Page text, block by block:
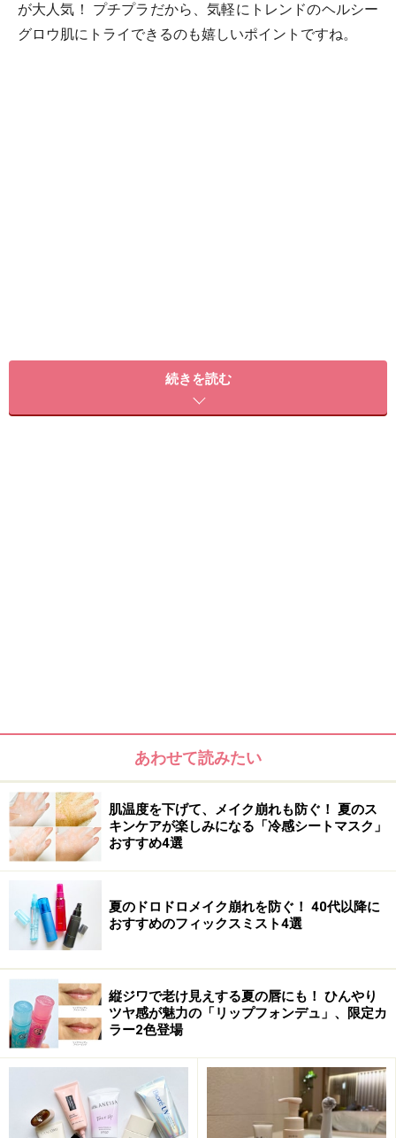
が大人気！ プチプラだから、気軽にトレンドのヘルシー
グロウ肌にトライできるのも嬉しいポイントですね。
今回は、ビューティガイドの永富 千晴 さん、夏目 円 さ
んに、プチプラで楽しめる最旬のBBクリームをセレクト
専用スポンジでポンポンするだけでOK。化粧水成分入り
BBをたっぷりしみこませたフレッシュクッションだか
ら、まるでスキンケア後のようなみずみずしいツヤ肌に
仕上がります。なじみやすいテクスチャーで、ムラにな
りにくく毛穴もくすみも薄付きカバー。指が汚れにくく
お直しも簡単！
【夏目さんのコメント】
今年ならではのクッションBBです。とにかくこのBBは潤
続きを読む
あわせて読みたい
肌温度を下げて、メイク崩れも防ぐ！ 夏のス
キンケアが楽しみになる「冷感シートマスク」
おすすめ4選
夏のドロドロメイク崩れを防ぐ！ 40代以降に
おすすめのフィックスミスト4選
縦ジワで老け見えする夏の唇にも！ ひんやり
ツヤ感が魅力の「リップフォンデュ」、限定カ
ラー2色登場